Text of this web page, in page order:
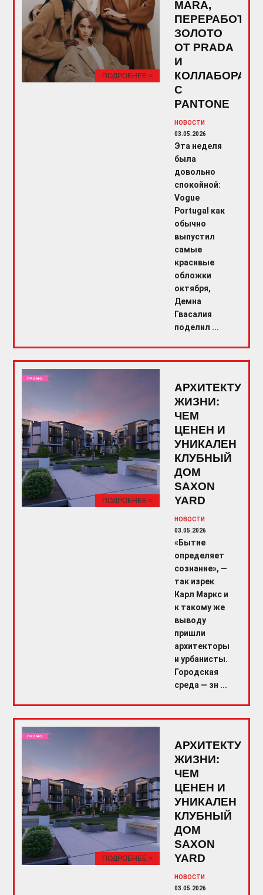
ПОДРОБНЕЕ >
MARA,
ЗОЛОТО
ОТ PRADA
И
С
PANTONE
НОВОСТИ
03.05.2026
Эта неделя
была
довольно
спокойной:
Vogue
Portugal как
обычно
выпустил
самые
красивые
обложки
октября,
Демна
Гвасалия
поделил ...
ПОДРОБНЕЕ >
АРХИТЕКТУРА
ЖИЗНИ:
ЧЕМ
ЦЕНЕН И
УНИКАЛЕН
КЛУБНЫЙ
ДОМ
SAXON
YARD
НОВОСТИ
03.05.2026
«Бытие
определяет
сознание», —
так изрек
Карл Маркс и
к такому же
выводу
пришли
архитекторы
и урбанисты.
Городская
среда — зн ...
ПОДРОБНЕЕ >
АРХИТЕКТУРА
ЖИЗНИ:
ЧЕМ
ЦЕНЕН И
УНИКАЛЕН
КЛУБНЫЙ
ДОМ
SAXON
YARD
НОВОСТИ
03.05.2026